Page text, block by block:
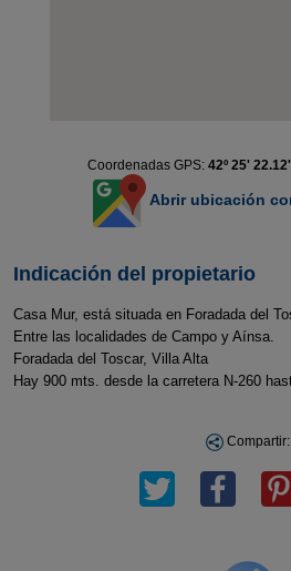
Coordenadas GPS: 42º 25'
Abrir ubicación
Indicación del propietario
Casa Mur, está situada en Foradada del
Entre las localidades de Campo y Aínsa.
Foradada del Toscar, Villa Alta
Hay 900 mts. desde la carretera N-260
Compartir: